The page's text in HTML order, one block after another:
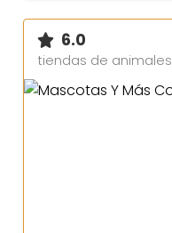
6.0
tiendas de animales